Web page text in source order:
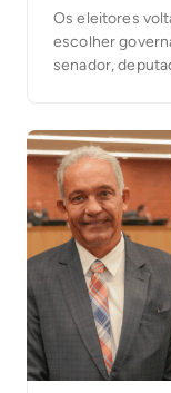
Os eleitores
escolher
senador,